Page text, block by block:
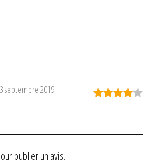
3 septembre 2019
publier un avis.